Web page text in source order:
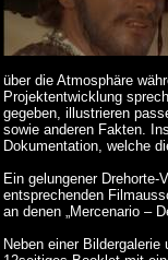
über die Atmosphäre
Projektentwicklung
gegeben, illustrieren
sowie anderen Fakten.
Dokumentation, welche
Ein gelungener
entsprechenden
an denen „Mercenario –
Neben einer